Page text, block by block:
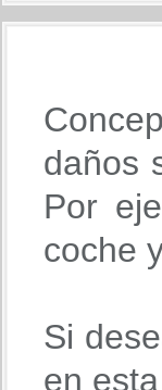
daños
Por
coche
Si
en